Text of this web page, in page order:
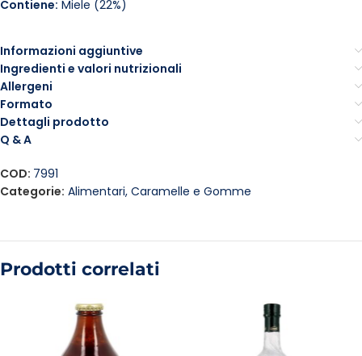
Contiene: Miele (22%)
Informazioni aggiuntive
Ingredienti e valori nutrizionali
Allergeni
Formato
Dettagli prodotto
Q & A
COD: 7991
Categorie: Alimentari, Caramelle e Gomme
Prodotti correlati